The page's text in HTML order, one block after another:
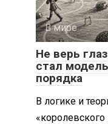
В мире
Не верь
стал
порядка
В логике и